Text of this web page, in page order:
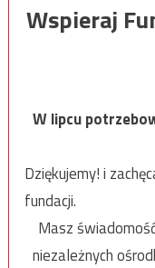
Wspieraj
W lipcu
Dziękujemy! i
fundacji.
Masz
niezależnych